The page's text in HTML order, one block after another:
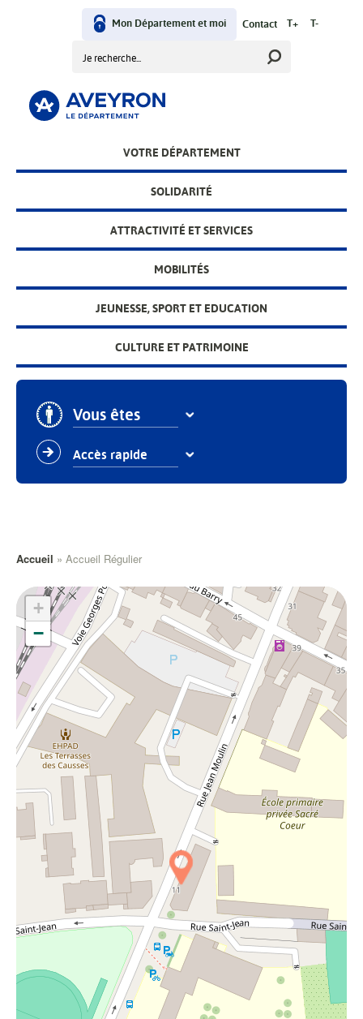
menu
Mon Département et moi Contact T+ T-
VOTRE DÉPARTEMENT
SOLIDARITÉ
ATTRACTIVITÉ ET SERVICES
MOBILITÉS
JEUNESSE, SPORT ET EDUCATION
CULTURE ET PATRIMOINE
Vous êtes
Accès rapide
Fil
d'Ariane
Accueil Accueil Régulier
+
−
Établissements d'accueil petite enfance